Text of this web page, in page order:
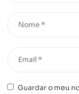
Guardar o meu